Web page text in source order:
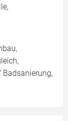
Badsanierung,